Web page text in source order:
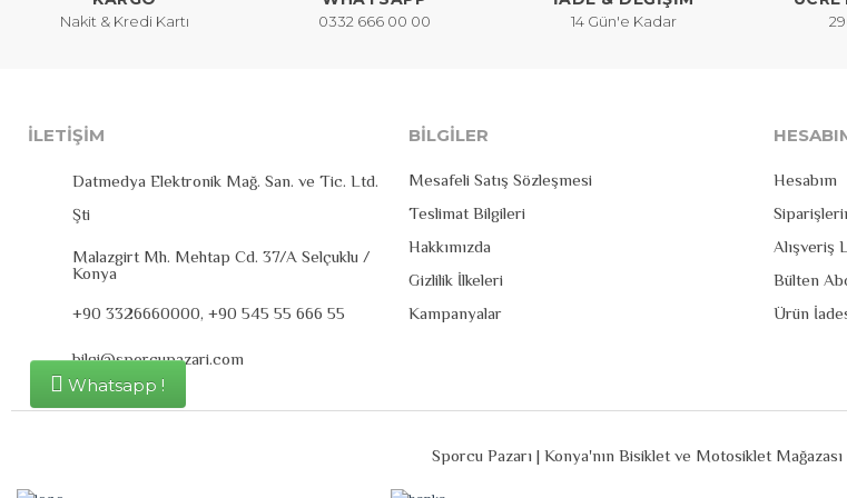
Whatsapp !
Nakit & Kredi Kartı 0332 666 00 00 14 Gün'e Kadar
İLETIŞIM
Datmedya Elektronik Mağ. San. ve Tic. Ltd.
Şti
Malazgirt Mh. Mehtap Cd. 37/A Selçuklu /
Konya
+90 3326660000, +90 545 55 666 55
bilgi@sporcupazari.com
BILGILER
Mesafeli Satış Sözleşmesi
Teslimat Bilgileri
Hakkımızda
Gizlilik İlkeleri
Kampanyalar
Hesabım
Alışveriş
Bülten
Ürün
Sporcu Pazarı | Konya'nın Bisiklet ve Motosiklet